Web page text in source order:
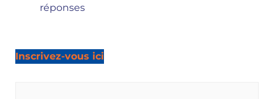
réponses
Inscrivez-vous ici